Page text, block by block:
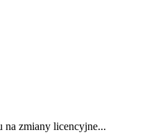
na zmiany licencyjne...